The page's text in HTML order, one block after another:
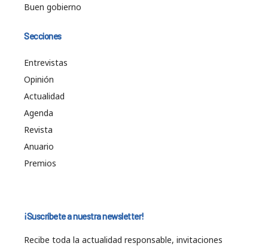
Buen gobierno
Secciones
Entrevistas
Opinión
Actualidad
Agenda
Revista
Anuario
Premios
¡Suscríbete a nuestra newsletter!
Recibe toda la actualidad responsable, invitaciones